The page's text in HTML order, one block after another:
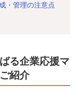
・管理の注意点
る企業応援マ
紹介